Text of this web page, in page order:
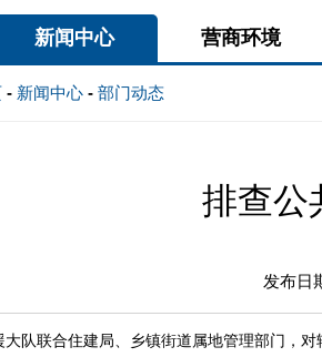
新闻中心 营商环境
- 新闻中心 - 部门动态
排查公
发布日
队联合住建局、乡镇街道属地管理部门，